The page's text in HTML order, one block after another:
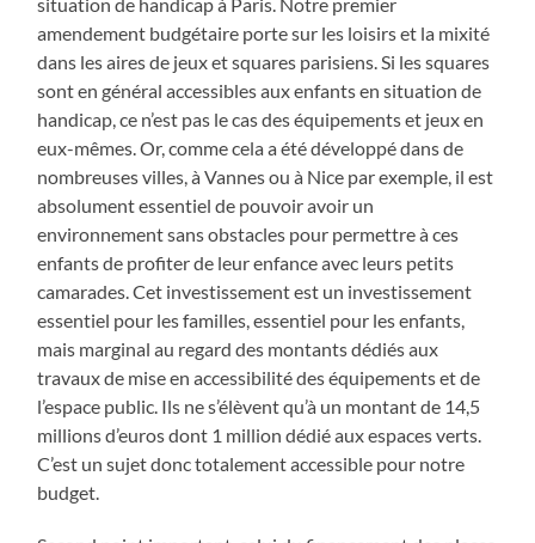
amendement budgétaire porte sur les loisirs et la mixité
dans les aires de jeux et squares parisiens. Si les squares
sont en général accessibles aux enfants en situation de
handicap, ce n’est pas le cas des équipements et jeux en
eux-mêmes. Or, comme cela a été développé dans de
nombreuses villes, à Vannes ou à Nice par exemple, il est
absolument essentiel de pouvoir avoir un
environnement sans obstacles pour permettre à ces
enfants de profiter de leur enfance avec leurs petits
camarades. Cet investissement est un investissement
essentiel pour les familles, essentiel pour les enfants,
mais marginal au regard des montants dédiés aux
travaux de mise en accessibilité des équipements et de
l’espace public. Ils ne s’élèvent qu’à un montant de 14,5
millions d’euros dont 1 million dédié aux espaces verts.
C’est un sujet donc totalement accessible pour notre
budget.